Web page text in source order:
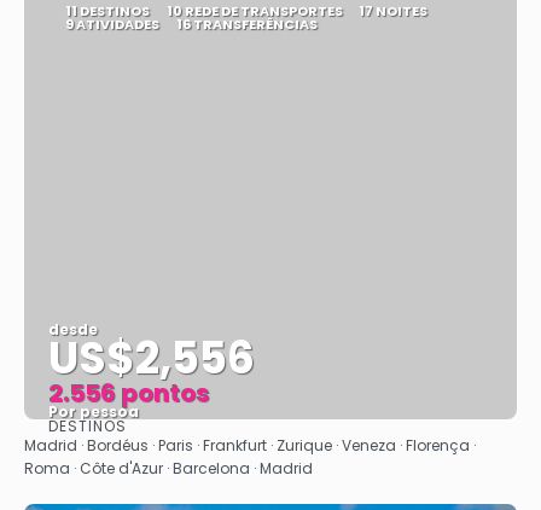
11 DESTINOS 10 REDE DE TRANSPORTES 17 NOITES
9 ATIVIDADES 16 TRANSFERÊNCIAS
desde
US$2,556
2.556 pontos
Por pessoa
Vejo
DESTINOS
Madrid · Bordéus · Paris · Frankfurt · Zurique · Veneza · Florença ·
Roma · Côte d'Azur · Barcelona · Madrid